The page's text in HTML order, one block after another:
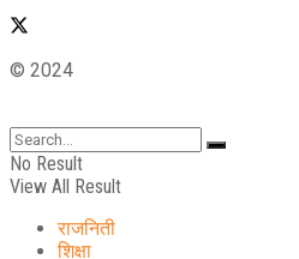
© 2024
No Result
View All Result
राजनिती
शिक्षा